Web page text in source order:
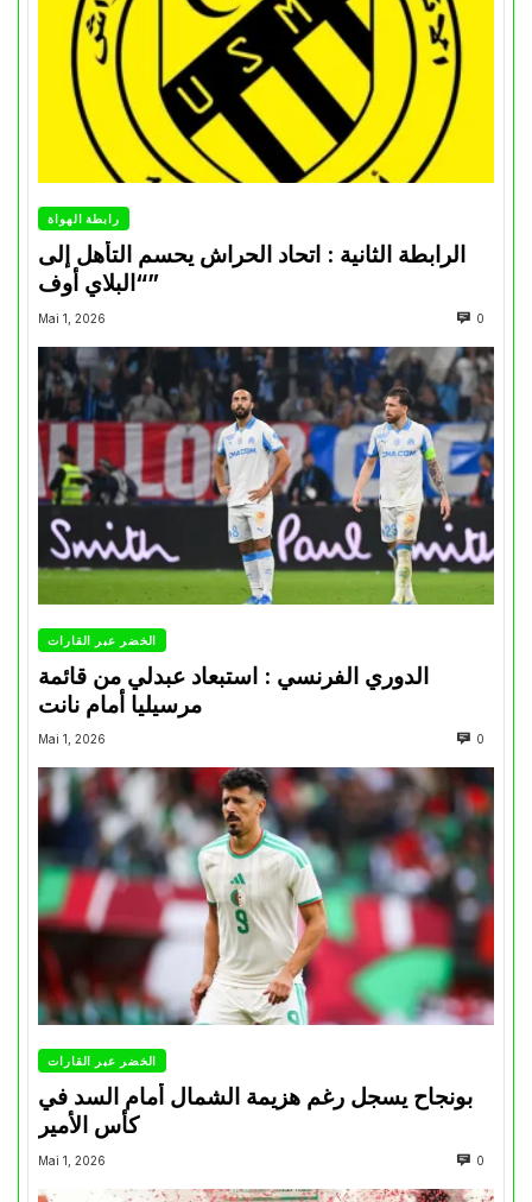
رابطة الهواة
الرابطة الثانية : اتحاد الحراش يحسم التأهل إلى
“البلاي أوف”
Mai 1, 2026 0
الخضر عبر القارات
الدوري الفرنسي : استبعاد عبدلي من قائمة
مرسيليا أمام نانت
Mai 1, 2026 0
الخضر عبر القارات
بونجاح يسجل رغم هزيمة الشمال أمام السد في
كأس الأمير
Mai 1, 2026 0